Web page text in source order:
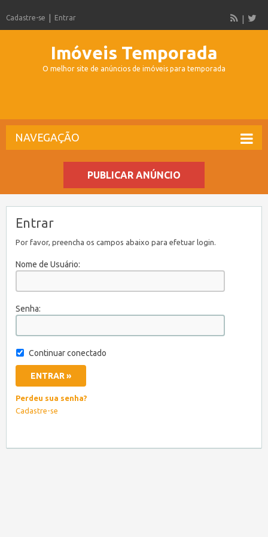
Cadastre-se Entrar
Imóveis Temporada
O melhor site de anúncios de imóveis para temporada
NAVEGAÇÃO
PUBLICAR ANÚNCIO
Entrar
Por favor, preencha os campos abaixo para efetuar login.
Nome de Usuário:
Senha:
Continuar conectado
Perdeu sua senha?
Cadastre-se